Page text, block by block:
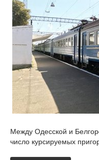
Между Одесской и
число курсируемых